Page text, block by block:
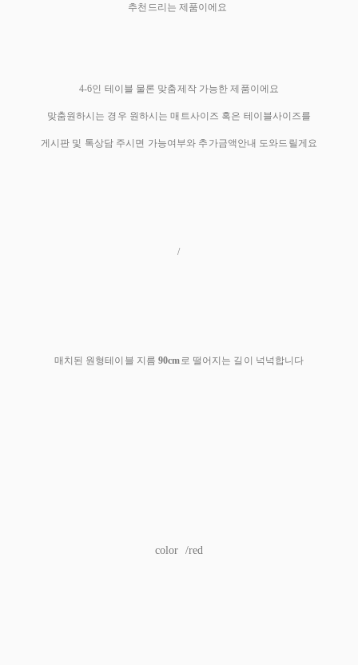
추천드리는 제품이에요
4-6인 테이블 물론 맞춤제작 가능한 제품이에요
맞춤원하시는 경우 원하시는 매트사이즈 혹은 테이블사이즈를
게시판 및 톡상담 주시면 가능여부와 추가금액안내 도와드릴게요
/
매치된 원형테이블 지름90cm 로 떨어지는 길이 넉넉합니다
color /red